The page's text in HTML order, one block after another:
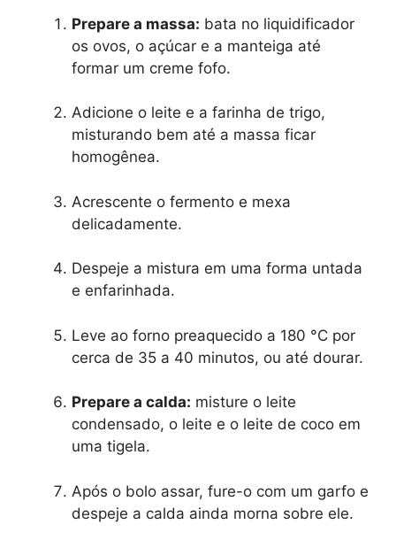
Prepare a massa: bata no liquidificador
os ovos, o açúcar e a manteiga até
formar um creme fofo.
Adicione o leite e a farinha de trigo,
misturando bem até a massa ficar
homogênea.
Acrescente o fermento e mexa
delicadamente.
Despeje a mistura em uma forma untada
e enfarinhada.
Leve ao forno preaquecido a 180 °C por
cerca de 35 a 40 minutos, ou até dourar.
Prepare a calda: misture o leite
condensado, o leite e o leite de coco em
uma tigela.
Após o bolo assar, fure-o com um garfo e
despeje a calda ainda morna sobre ele.